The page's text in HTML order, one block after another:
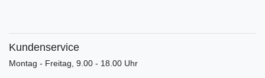
Kundenservice
Montag - Freitag, 9.00 - 18.00 Uhr